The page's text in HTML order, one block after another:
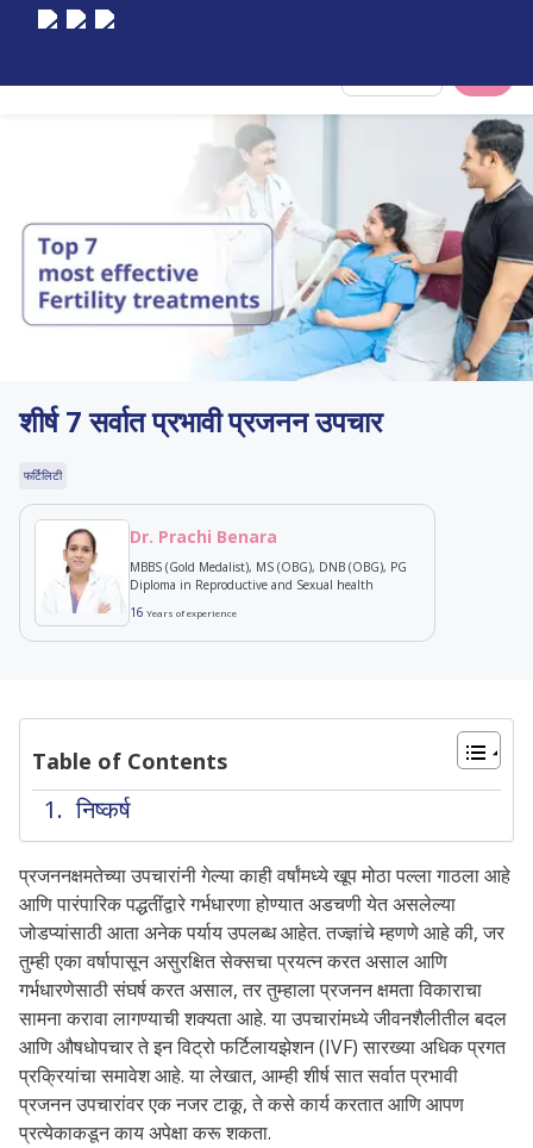
शीर्ष 7 सर्वात प्रभावी प्रजनन उपचार
फर्टिलिटी
Dr. Prachi Benara
MBBS (Gold Medalist), MS (OBG), DNB (OBG), PG
Diploma in Reproductive and Sexual health
16 Years of experience
Table of Contents
निष्कर्ष
प्रजननक्षमतेच्या उपचारांनी गेल्या काही वर्षांमध्ये खूप मोठा पल्ला गाठला आहे
आणि पारंपारिक पद्धतींद्वारे गर्भधारणा होण्यात अडचणी येत असलेल्या
जोडप्यांसाठी आता अनेक पर्याय उपलब्ध आहेत. तज्ज्ञांचे म्हणणे आहे की, जर
तुम्ही एका वर्षापासून असुरक्षित सेक्सचा प्रयत्न करत असाल आणि
गर्भधारणेसाठी संघर्ष करत असाल, तर तुम्हाला प्रजनन क्षमता विकाराचा
सामना करावा लागण्याची शक्यता आहे. या उपचारांमध्ये जीवनशैलीतील बदल
आणि औषधोपचार ते इन विट्रो फर्टिलायझेशन (IVF) सारख्या अधिक प्रगत
प्रक्रियांचा समावेश आहे. या लेखात, आम्ही शीर्ष सात सर्वात प्रभावी
प्रजनन उपचारांवर एक नजर टाकू, ते कसे कार्य करतात आणि आपण
प्रत्येकाकडून काय अपेक्षा करू शकता.